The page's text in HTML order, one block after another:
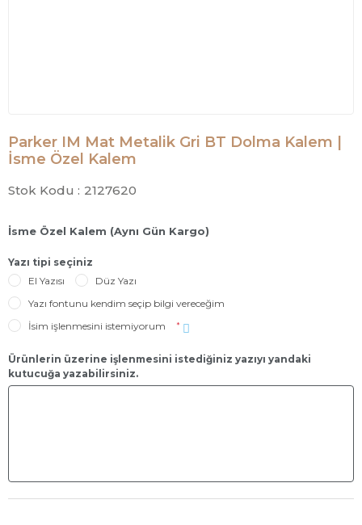
Parker IM Mat Metalik Gri BT Dolma Kalem |
İsme Özel Kalem
Stok Kodu : 2127620
İsme Özel Kalem (Aynı Gün Kargo)
Yazı tipi seçiniz
El Yazısı
Düz Yazı
Yazı fontunu kendim seçip bilgi vereceğim
İsim işlenmesini istemiyorum
*
Ürünlerin üzerine işlenmesini istediğiniz yazıyı yandaki
kutucuğa yazabilirsiniz.